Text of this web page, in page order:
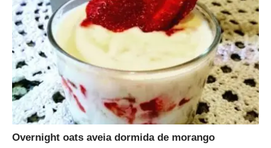
Overnight oats aveia dormida de morango